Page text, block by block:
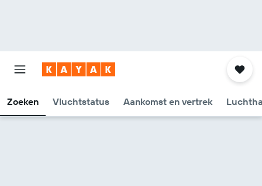
Zoeken Vluchtstatus Aankomst en vertrek